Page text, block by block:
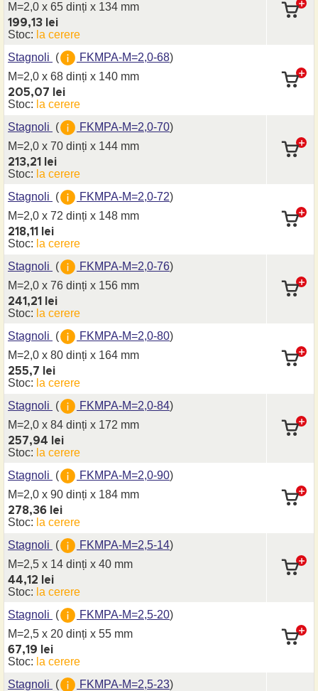
M=2,0 x 65 dinți x 134 mm
199,13 lei
Stoc: la cerere
Stagnoli ( FKMPA-M=2,0-68)
M=2,0 x 68 dinți x 140 mm
205,07 lei
Stoc: la cerere
Stagnoli ( FKMPA-M=2,0-70)
M=2,0 x 70 dinți x 144 mm
213,21 lei
Stoc: la cerere
Stagnoli ( FKMPA-M=2,0-72)
M=2,0 x 72 dinți x 148 mm
218,11 lei
Stoc: la cerere
Stagnoli ( FKMPA-M=2,0-76)
M=2,0 x 76 dinți x 156 mm
241,21 lei
Stoc: la cerere
Stagnoli ( FKMPA-M=2,0-80)
M=2,0 x 80 dinți x 164 mm
255,7 lei
Stoc: la cerere
Stagnoli ( FKMPA-M=2,0-84)
M=2,0 x 84 dinți x 172 mm
257,94 lei
Stoc: la cerere
Stagnoli ( FKMPA-M=2,0-90)
M=2,0 x 90 dinți x 184 mm
278,36 lei
Stoc: la cerere
Stagnoli ( FKMPA-M=2,5-14)
M=2,5 x 14 dinți x 40 mm
44,12 lei
Stoc: la cerere
Stagnoli ( FKMPA-M=2,5-20)
M=2,5 x 20 dinți x 55 mm
67,19 lei
Stoc: la cerere
Stagnoli ( FKMPA-M=2,5-23)